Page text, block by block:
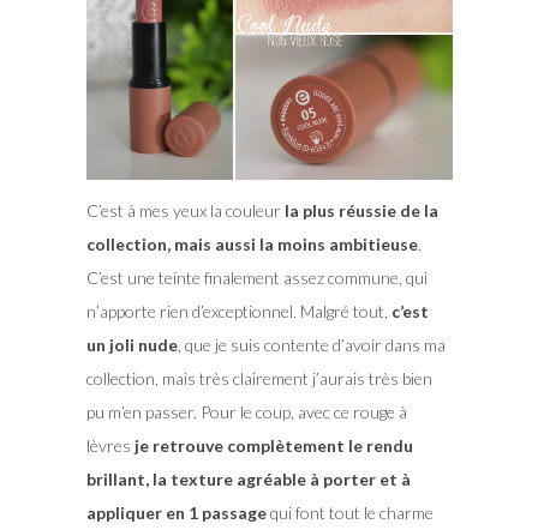
C’est à mes yeux la couleur la plus réussie de la
collection, mais aussi la moins ambitieuse.
C’est une teinte finalement assez commune, qui
n’apporte rien d’exceptionnel. Malgré tout, c’est
un joli nude, que je suis contente d’avoir dans ma
collection, mais très clairement j’aurais très bien
pu m’en passer. Pour le coup, avec ce rouge à
lèvres je retrouve complètement le rendu
brillant, la texture agréable à porter et à
appliquer en 1 passagequi font tout le charme